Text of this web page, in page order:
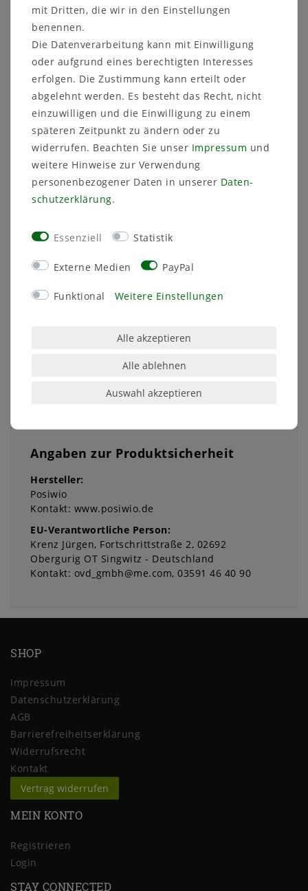
Artikelnummer
Sicher
einkaufen
Schneller
Versand
Beratung
Beschreibung
Technische Daten
Weitere Details
Breite: 6 cm
Material: Kunststof
Lieferumfang: Set a 2 Stück Herz mit Engel
Angaben zur Produktsicherheit
Hersteller:
Posiwio
Kontakt: www.posiwio.de
EU-Verantwortliche Person:
Krenz Jürgen Fortschrittstraße 2 02692
Obergurig OT Singwitz
Deutschland
Kontakt: ovd_gmbh@me.com 03591 46 40 90
SHOP
Impressum
Daten­schutz­erklärung
AGB
Barrierefreiheitserklärung
Widerrufs­recht
Kontakt
Vertrag widerrufen
MEIN KONTO
Registrieren
Login
STAY CONNECTED
mit Dritten, die wir in den Einstellungen
benennen.
Die Datenverarbeitung kann mit Einwilligung
oder aufgrund eines berechtigten Interesses
erfolgen. Die Zustimmung kann erteilt oder
abgelehnt werden. Es besteht das Recht, nicht
einzuwilligen und die Einwilligung zu einem
späteren Zeitpunkt zu ändern oder zu
widerrufen. Beachten Sie unser Impressum und
weitere Hinweise zur Verwendung
personenbezogener Daten in unserer Daten­
schutz­erklärung.
Essenziell Statistik
Externe Medien PayPal
Funktional Weitere Einstellungen
Alle akzeptieren
Alle ablehnen
Auswahl akzeptieren